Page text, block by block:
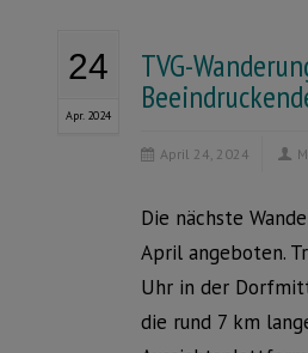
24
Apr. 2024
TVG-
April 24, 2024
Die nächste
April angeboten.
Uhr in der
die rund 7 km